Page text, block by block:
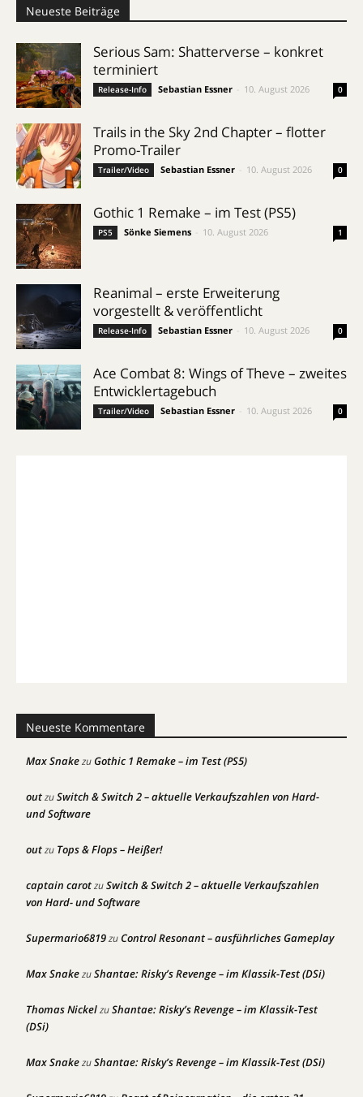
Neueste Beiträge
Serious Sam: Shatterverse – konkret
terminiert
Release-Info Sebastian Essner 10. August 2026 0
Trails in the Sky 2nd Chapter – flotter
Promo-Trailer
Trailer/Video Sebastian Essner 10. August 2026 0
Gothic 1 Remake – im Test (PS5)
PS5 Sönke Siemens 10. August 2026 1
Reanimal – erste Erweiterung
vorgestellt & veröffentlicht
Release-Info Sebastian Essner 10. August 2026 0
Ace Combat 8: Wings of Theve – zweites
Entwicklertagebuch
Trailer/Video Sebastian Essner 10. August 2026 0
Neueste Kommentare
Max SnakezuGothic 1 Remake – im Test (PS5)
outzuSwitch & Switch 2 – aktuelle Verkaufszahlen von Hard-
und Software
outzu Tops & Flops – Heißer!
captain carotzuSwitch & Switch 2 – aktuelle Verkaufszahlen
von Hard- und Software
Supermario6819zuControl Resonant – ausführliches Gameplay
Max SnakezuShantae: Risky’s Revenge – im Klassik-Test (DSi)
Thomas NickelzuShantae: Risky’s Revenge – im Klassik-Test
(DSi)
Max SnakezuShantae: Risky’s Revenge – im Klassik-Test (DSi)